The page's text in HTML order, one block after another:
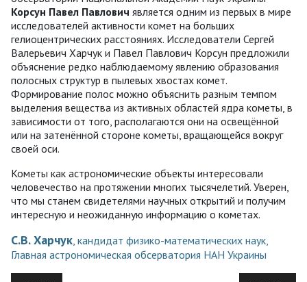
Корсун Павел Павлович является одним из первых в мире
исследователей активности комет на больших
гелиоцентрических расстояниях. Исследователи Сергей
Валерьевич Харчук и Павел Павлович Корсун предложили
объяснение редко наблюдаемому явлению образования
полосных структур в пылевых хвостах комет.
Формирование полос можно объяснить разным темпом
выделения вещества из активных областей ядра кометы, в
зависимости от того, располагаются они на освещённой
или на затенённой стороне кометы, вращающейся вокруг
своей оси.
Кометы как астрономические объекты интересовали
человечество на протяжении многих тысячелетий. Уверен,
что мы станем свидетелями научных открытий и получим
интересную и неожиданную информацию о кометах.
С.В. Харчук , кандидат физико-математических наук,
Главная астрономическая обсерватория НАН Украины